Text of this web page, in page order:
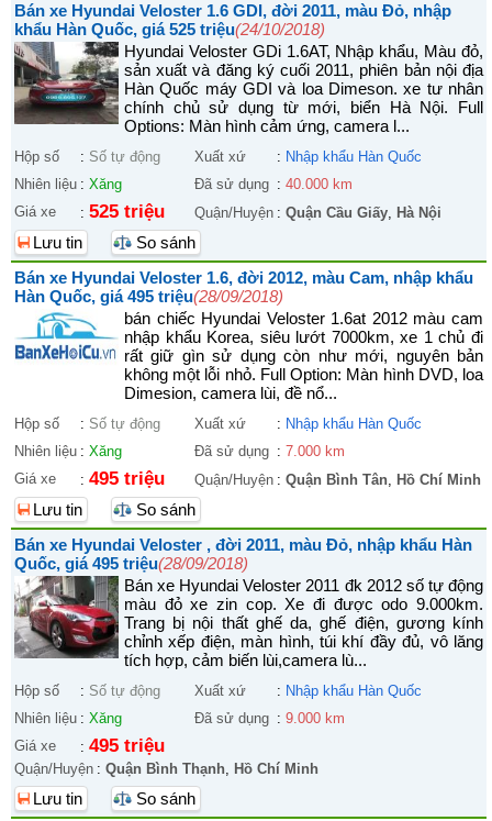
Bán xe Hyundai Veloster 1.6 GDI, đời 2011, màu Đỏ, nhập
khẩu Hàn Quốc, giá 525 triệu(24/10/2018)
Hyundai Veloster GDi 1.6AT, Nhập khẩu, Màu đỏ,
sản xuất và đăng ký cuối 2011, phiên bản nội địa
Hàn Quốc máy GDI và loa Dimeson. xe tư nhân
chính chủ sử dụng từ mới, biển Hà Nội. Full
Options: Màn hình cảm ứng, camera l...
Hộp số : Số tự động Xuất xứ : Nhập khẩu Hàn Quốc
Nhiên liệu : Xăng Đã sử dụng : 40.000 km
Giá xe
: 525 triệu Quận/Huyện : Quận Cầu Giấy, Hà Nội
Lưu tin
So sánh
Bán xe Hyundai Veloster 1.6, đời 2012, màu Cam, nhập khẩu
Hàn Quốc, giá 495 triệu(28/09/2018)
bán chiếc Hyundai Veloster 1.6at 2012 màu cam
nhập khẩu Korea, siêu lướt 7000km, xe 1 chủ đi
rất giữ gìn sử dụng còn như mới, nguyên bản
không một lỗi nhỏ. Full Option: Màn hình DVD, loa
Dimesion, camera lùi, đề nổ...
Hộp số : Số tự động Xuất xứ : Nhập khẩu Hàn Quốc
Nhiên liệu : Xăng Đã sử dụng : 7.000 km
Giá xe
: 495 triệu Quận/Huyện : Quận Bình Tân, Hồ Chí Minh
Lưu tin
So sánh
Bán xe Hyundai Veloster , đời 2011, màu Đỏ, nhập khẩu Hàn
Quốc, giá 495 triệu(28/09/2018)
Bán xe Hyundai Veloster 2011 đk 2012 số tự động
màu đỏ xe zin cop. Xe đi được odo 9.000km.
Trang bị nội thất ghế da, ghế điện, gương kính
chỉnh xếp điện, màn hình, túi khí đầy đủ, vô lăng
tích hợp, cảm biến lùi,camera lù...
Hộp số : Số tự động Xuất xứ : Nhập khẩu Hàn Quốc
Nhiên liệu : Xăng Đã sử dụng : 9.000 km
Giá xe
: 495 triệu
Quận/Huyện : Quận Bình Thạnh, Hồ Chí Minh
Lưu tin So sánh